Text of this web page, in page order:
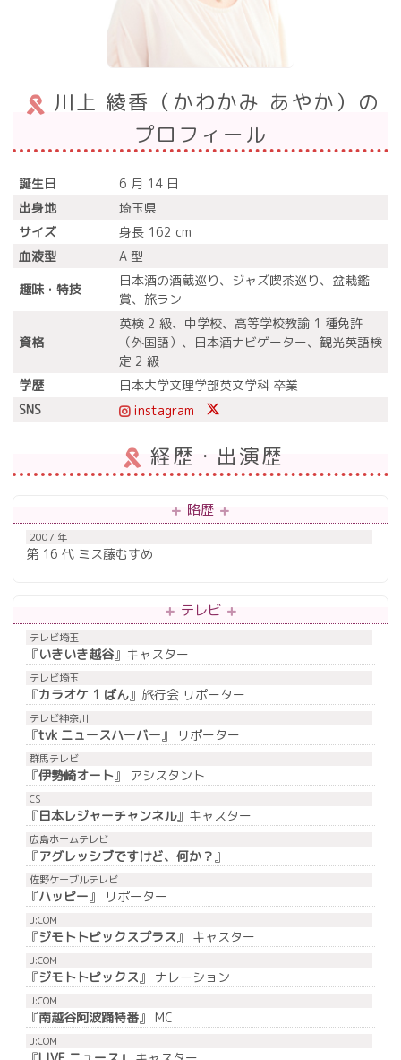
川上 綾香（かわかみ あやか）の
プロフィール
誕生日
6 月 14 日
出身地
埼玉県
サイズ
身長 162 cm
血液型
A 型
趣味・特技
日本酒の酒蔵巡り、ジャズ喫茶巡り、盆栽鑑
賞、旅ラン
資格
英検 2 級、中学校、高等学校教諭 1 種免許
（外国語）、日本酒ナビゲーター、観光英語検
定 2 級
学歴
日本大学文理学部英文学科 卒業
SNS
instagram
経歴・出演歴
略歴
2007 年
第 16 代 ミス藤むすめ
テレビ
テレビ埼玉
『いきいき越谷』キャスター
テレビ埼玉
『カラオケ 1 ばん』旅行会 リポーター
テレビ神奈川
『tvk ニュースハーバー』 リポーター
群馬テレビ
『伊勢崎オート』 アシスタント
CS
『日本レジャーチャンネル』キャスター
広島ホームテレビ
『アグレッシブですけど、何か？』
佐野ケーブルテレビ
『ハッピー』 リポーター
J:COM
『ジモトトピックスプラス』 キャスター
J:COM
『ジモトトピックス』 ナレーション
J:COM
『南越谷阿波踊特番』 MC
J:COM